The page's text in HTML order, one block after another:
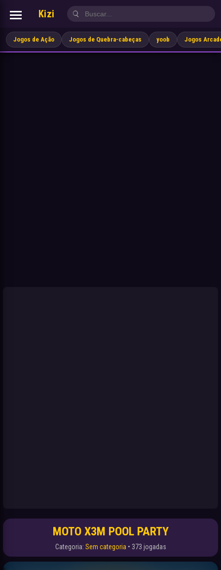
Kizi
Jogos de Ação Jogos de Quebra-cabeças yoob Jogos
MOTO X3M POOL PARTY
Categoria: Sem categoria • 373 jogadas